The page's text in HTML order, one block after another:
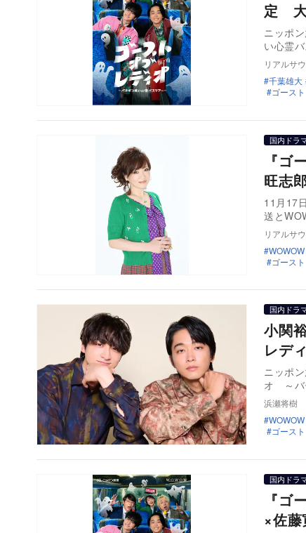
定 大
ニッポ
い心霊
リアルサ
千葉雄大
ゴース
国内ドラ
『ゴ
旺志
11月17
送と
リアルサ
WOWOW
ゴース
国内ドラ
小関
レデ
ニッポ
オ ～バ
浜瀬将樹
WOWOW
ゴース
国内ドラ
『ゴ
×佐